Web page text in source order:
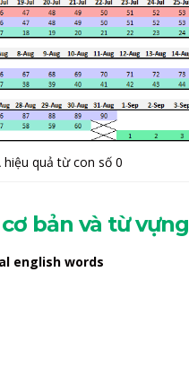
hiệu quả từ con số 0
bản và từ vựng
english words